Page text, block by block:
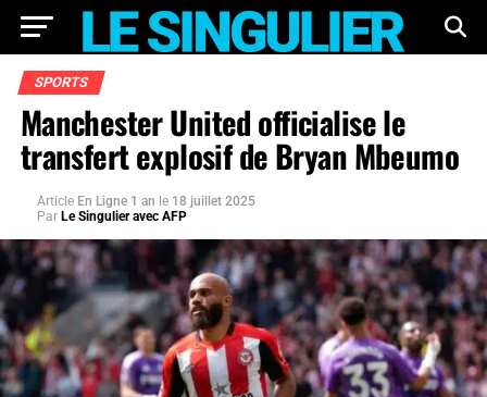
SPORTS
Manchester United officialise le
transfert explosif de Bryan Mbeumo
Article En Ligne 1 an le 18 juillet 2025
Par Le Singulier avec AFP